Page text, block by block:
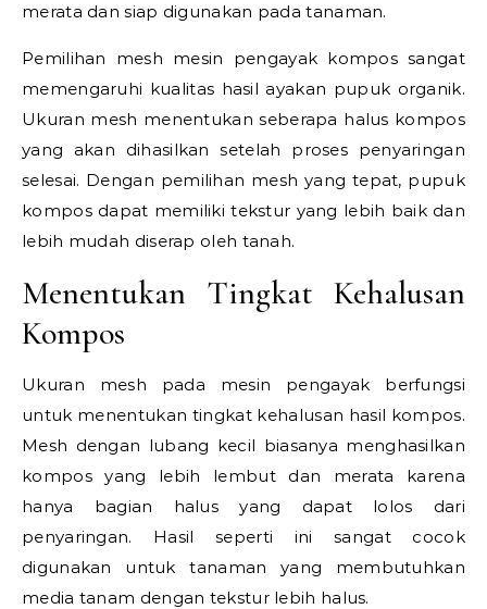
merata dan siap digunakan pada tanaman.
Pemilihan mesh mesin pengayak kompos sangat
memengaruhi kualitas hasil ayakan pupuk organik.
Ukuran mesh menentukan seberapa halus kompos
yang akan dihasilkan setelah proses penyaringan
selesai. Dengan pemilihan mesh yang tepat, pupuk
kompos dapat memiliki tekstur yang lebih baik dan
lebih mudah diserap oleh tanah.
Menentukan Tingkat Kehalusan
Kompos
Ukuran mesh pada mesin pengayak berfungsi
untuk menentukan tingkat kehalusan hasil kompos.
Mesh dengan lubang kecil biasanya menghasilkan
kompos yang lebih lembut dan merata karena
hanya bagian halus yang dapat lolos dari
penyaringan. Hasil seperti ini sangat cocok
digunakan untuk tanaman yang membutuhkan
media tanam dengan tekstur lebih halus.